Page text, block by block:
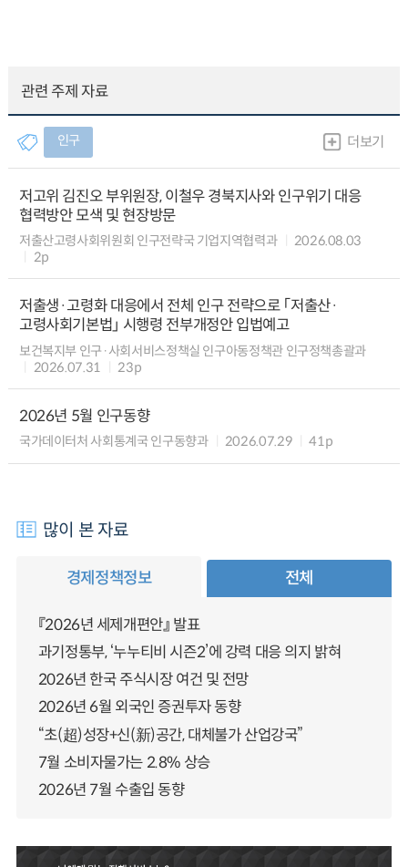
관련 주제 자료
인구 더보기
저고위 김진오 부위원장, 이철우 경북지사와 인구위기 대응
협력방안 모색 및 현장방문
저출산고령사회위원회 인구전략국 기업지역협력과
2026.08.03
2p
저출생·고령화 대응에서 전체 인구 전략으로 「저출산·
고령사회기본법」 시행령 전부개정안 입법예고
보건복지부 인구·사회서비스정책실 인구아동정책관 인구정책총괄과
2026.07.31
23p
2026년 5월 인구동향
국가데이터처 사회통계국 인구동향과 2026.07.29 41p
많이 본 자료
경제정책정보 전체
『2026년 세제개편안』 발표
과기정통부, ‘누누티비 시즌2’에 강력 대응 의지 밝혀
2026년 한국 주식시장 여건 및 전망
2026년 6월 외국인 증권투자 동향
“초(超)성장+신(新)공간, 대체불가 산업강국”
7월 소비자물가는 2.8% 상승
2026년 7월 수출입 동향